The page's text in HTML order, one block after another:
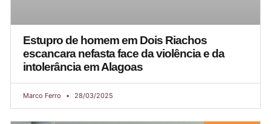
Estupro de homem em Dois Riachos
escancara nefasta face da violência e da
intolerância em Alagoas
Marco Ferro 28/03/2025